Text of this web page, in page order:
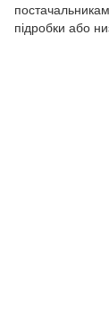
підробки або